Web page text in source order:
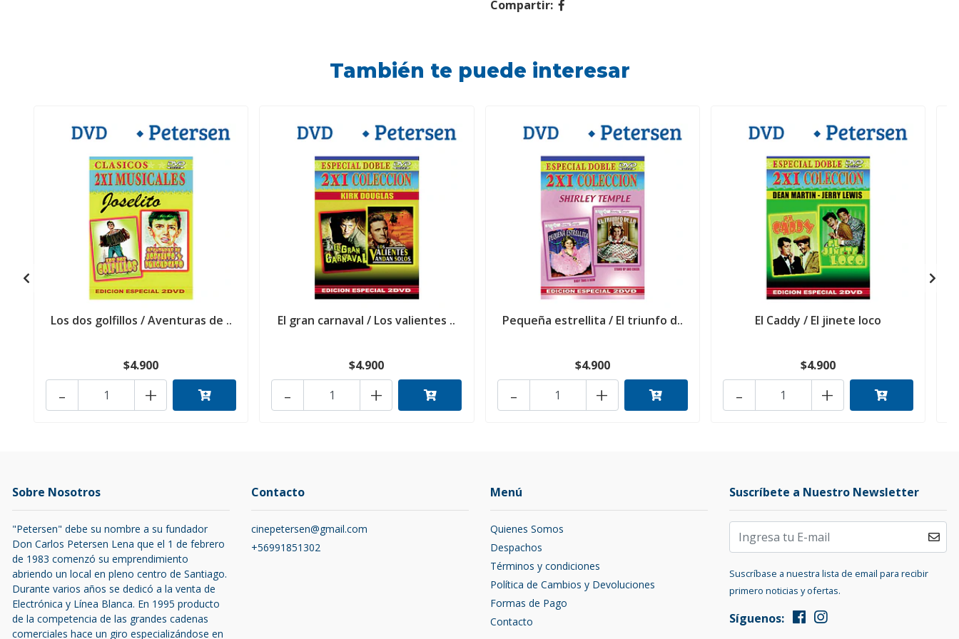
Compartir:
También te puede interesar
Los dos golfillos / Aventuras de ..
$4.900
+
-
El gran carnaval / Los valientes ..
$4.900
+
-
Pequeña estrellita / El triunfo d..
$4.900
+
-
El Caddy / El jinete loco
$4.900
+
-
Sobre Nosotros
"Petersen" debe su nombre a su fundador
Don Carlos Petersen Lena que el 1 de febrero
de 1983 comenzó su emprendimiento
abriendo un local en pleno centro de Santiago.
Durante varios años se dedicó a la venta de
Electrónica y Línea Blanca. En 1995 producto
de la competencia de las grandes cadenas
comerciales hace un giro especializándose en
Contacto
cinepetersen@gmail.com
+56991851302
Menú
Quienes Somos
Despachos
Términos y condiciones
Política de Cambios y Devoluciones
Formas de Pago
Contacto
Suscríbete a Nuestro Newsletter
Suscríbase a nuestra lista de email para recibir
primero noticias y ofertas.
Síguenos: